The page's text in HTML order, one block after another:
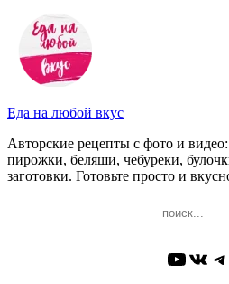
Перейти
содержимому
Еда на любой вкус
Авторские рецепты с фото и
пирожки, беляши, чебуреки,
заготовки. Готовьте просто и